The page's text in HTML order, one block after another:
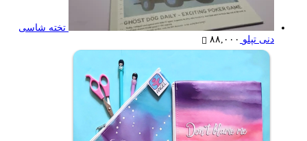
تخته شاسی
دنی تپلو ۸۸,۰۰۰